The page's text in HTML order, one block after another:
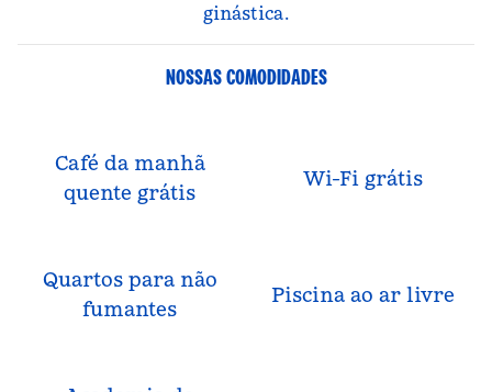
ginástica.
NOSSAS COMODIDADES
Café da manhã
quente grátis
Wi-Fi grátis
Quartos para não
fumantes
Piscina ao ar livre